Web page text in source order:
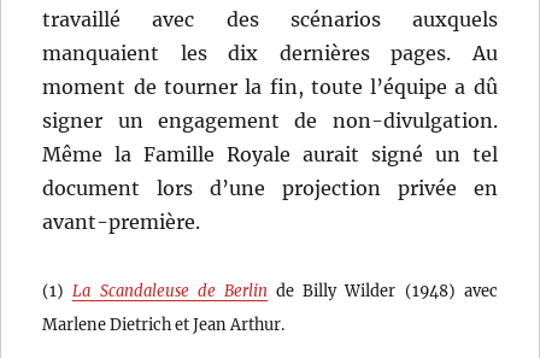
travaillé avec des scénarios auxquels
manquaient les dix dernières pages. Au
moment de tourner la fin, toute l’équipe a dû
signer un engagement de non-divulgation.
Même la Famille Royale aurait signé un tel
document lors d’une projection privée en
avant-première.
(1)La Scandaleuse de Berlin de Billy Wilder (1948) avec
Marlene Dietrich et Jean Arthur.